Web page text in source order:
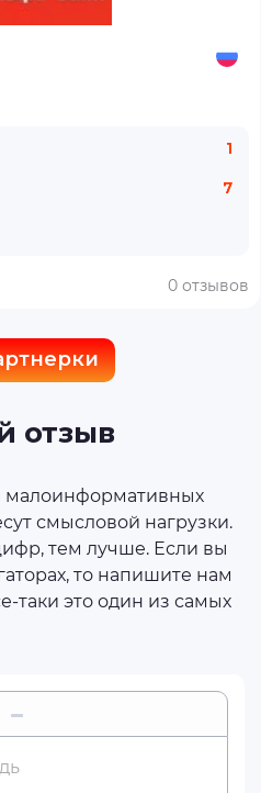
1
7
0 отзывов
отзыв
малоинформативных
смысловой нагрузки.
тем лучше. Если вы
то напишите нам
таки это один из самых